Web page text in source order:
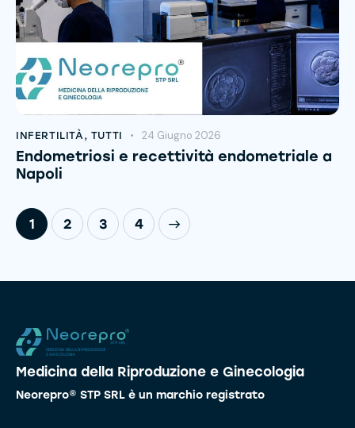
INFERTILITÀ , TUTTI 24 Giugno 2026
Endometriosi e recettività endometriale a
Napoli
1 2 3 4
>
Medicina della Riproduzione e Ginecologia
Neorepro® STP SRL è un marchio registrato